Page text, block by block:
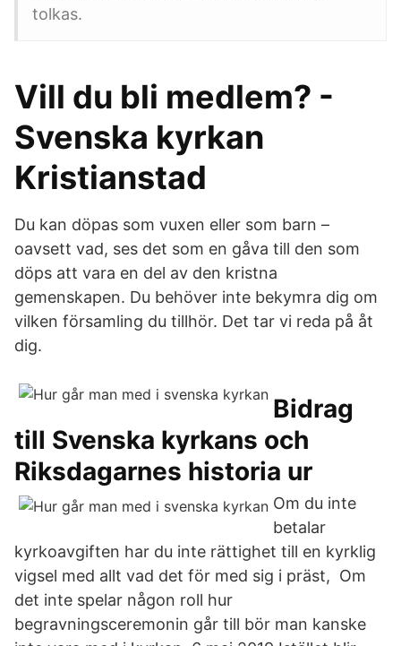
tolkas.
Vill du bli medlem? -
Svenska kyrkan
Kristianstad
Du kan döpas som vuxen eller som barn –
oavsett vad, ses det som en gåva till den som
döps att vara en del av den kristna
gemenskapen. Du behöver inte bekymra dig om
vilken församling du tillhör. Det tar vi reda på åt
dig.
Bidrag
till Svenska kyrkans och
Riksdagarnes historia ur
Om du inte
betalar
kyrkoavgiften har du inte rättighet till en kyrklig
vigsel med allt vad det för med sig i präst, Om
det inte spelar någon roll hur
begravningsceremonin går till bör man kanske